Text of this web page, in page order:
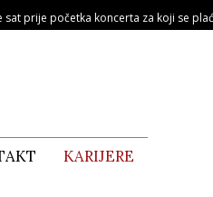
prije početka koncerta za koji se
KARIJERE